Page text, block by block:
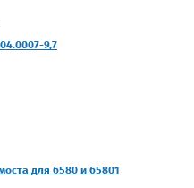
9,7
для 6580 и 65801